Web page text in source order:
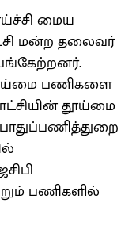
மைய
மன்ற தலைவர்
பணிகளை
தூய்மை
பணிகளில்